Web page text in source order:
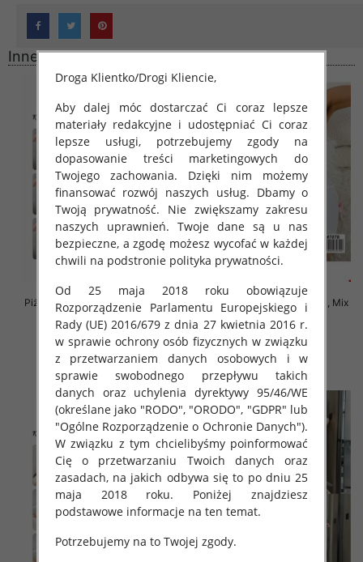
Inne produkty
Piżama damska Roz XL-3XL, Mix
kolor Paczka 12 szt
27.00 zł
szczegóły
Piżama damska Roz M/L/XL, Mix
kolor Paczka 12 szt
29.00 zł
szczegóły
Droga Klientko/Drogi Kliencie,
Aby dalej móc dostarczać Ci coraz lepsze
materiały redakcyjne i udostępniać Ci coraz
lepsze usługi, potrzebujemy zgody na
dopasowanie treści marketingowych do
Twojego zachowania. Dzięki nim możemy
finansować rozwój naszych usług. Dbamy o
Twoją prywatność. Nie zwiększamy zakresu
naszych uprawnień. Twoje dane są u nas
bezpieczne, a zgodę możesz wycofać w każdej
chwili na podstronie polityka prywatności.
Od 25 maja 2018 roku obowiązuje
Rozporządzenie Parlamentu Europejskiego i
Rady (UE) 2016/679 z dnia 27 kwietnia 2016 r.
w sprawie ochrony osób fizycznych w związku
z przetwarzaniem danych osobowych i w
sprawie swobodnego przepływu takich
danych oraz uchylenia dyrektywy 95/46/WE
(określane jako "RODO", "ORODO", "GDPR" lub
"Ogólne Rozporządzenie o Ochronie Danych").
W związku z tym chcielibyśmy poinformować
Cię o przetwarzaniu Twoich danych oraz
zasadach, na jakich odbywa się to po dniu 25
maja 2018 roku. Poniżej znajdziesz
podstawowe informacje na ten temat.
Potrzebujemy na to Twojej zgody.